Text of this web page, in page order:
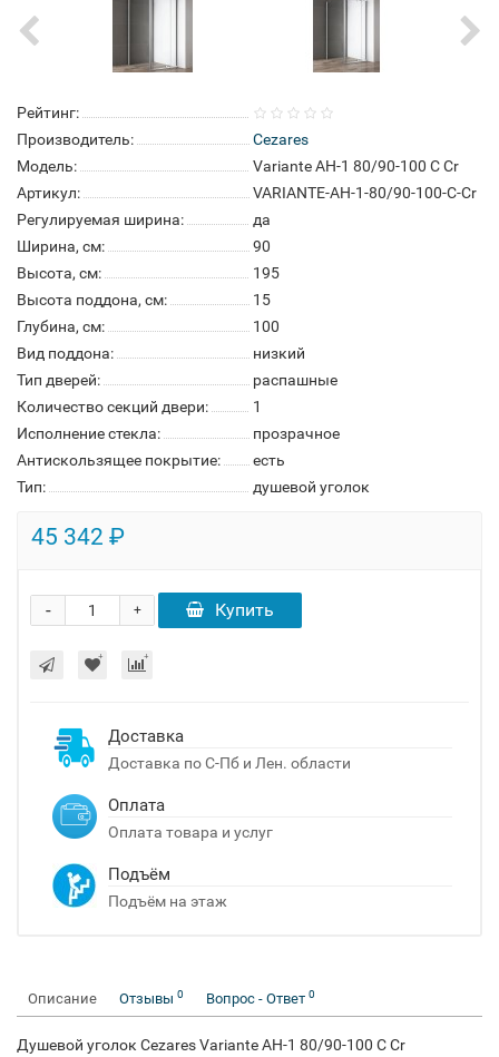
Рейтинг:
Производитель:
Cezares
Модель:
Variante AH-1 80/90-100 C Cr
Артикул:
VARIANTE-AH-1-80/90-100-C-Cr
Регулируемая ширина:
да
Ширина, см:
90
Высота, см:
195
Высота поддона, см:
15
Глубина, см:
100
Вид поддона:
низкий
Тип дверей:
распашные
Количество секций двери:
1
Исполнение стекла:
прозрачное
Антискользящее покрытие:
есть
Тип:
душевой уголок
45 342 ₽
+
- Купить
Доставка
Доставка по С-Пб и Лен. области
Оплата
Оплата товара и услуг
Подъём
Подъём на этаж
Описание Отзывы 0 Вопрос - Ответ 0
Душевой уголок Cezares Variante AH-1 80/90-100 C Cr